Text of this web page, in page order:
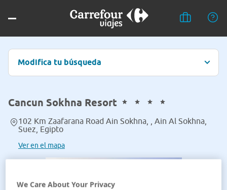
Modifica tu búsqueda
Cancun Sokhna Resort
102 Km Zaafarana Road Ain Sokhna, , Ain Al Sokhna,
Suez, Egipto
Ver en el mapa
We Care About Your Privacy